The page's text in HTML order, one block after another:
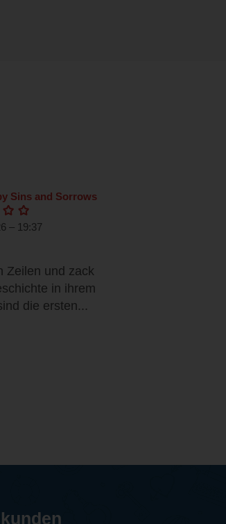
Sins and Sorrows
– 19:37
Zeilen und zack
in ihrem
die ersten...